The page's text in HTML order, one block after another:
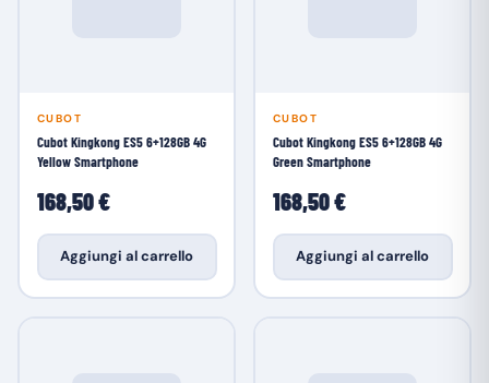
CUBOT
Cubot Kingkong ES5 6+128GB 4G
Yellow Smartphone
168,50 €
Aggiungi al carrello
CUBOT
Cubot Kingkong ES5 6+128GB 4G
Green Smartphone
168,50 €
Aggiungi al carrello